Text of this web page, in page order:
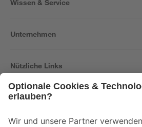
Wissen & Service
Unternehmen
Nützliche Links
Der toom Newsletter: Keine Angebote und